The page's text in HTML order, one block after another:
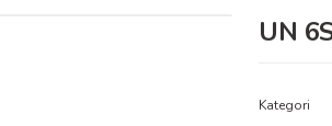
UN
Kategori